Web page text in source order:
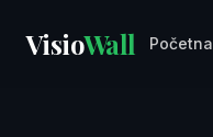
VisioWall Početna